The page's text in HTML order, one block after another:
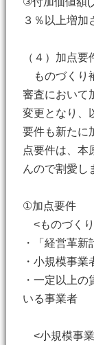
３％以上増加
（４）加点
ものづくり
審査において
変更となり、
要件も新たに
点要件は、本
んので割愛し
①加点要件
<ものづく
・「経営革
・小規模事
・一定以上
いる事業者
<小規模事